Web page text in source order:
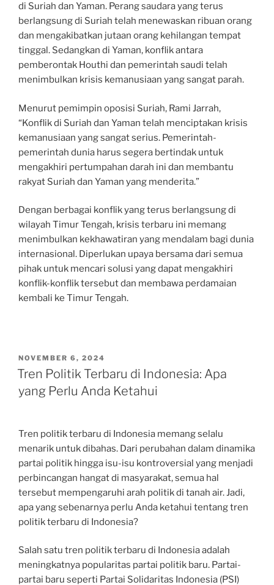
di Suriah dan Yaman. Perang saudara yang terus
berlangsung di Suriah telah menewaskan ribuan orang
dan mengakibatkan jutaan orang kehilangan tempat
tinggal. Sedangkan di Yaman, konflik antara
pemberontak Houthi dan pemerintah saudi telah
menimbulkan krisis kemanusiaan yang sangat parah.
Menurut pemimpin oposisi Suriah, Rami Jarrah,
“Konflik di Suriah dan Yaman telah menciptakan krisis
kemanusiaan yang sangat serius. Pemerintah-
pemerintah dunia harus segera bertindak untuk
mengakhiri pertumpahan darah ini dan membantu
rakyat Suriah dan Yaman yang menderita.”
Dengan berbagai konflik yang terus berlangsung di
wilayah Timur Tengah, krisis terbaru ini memang
menimbulkan kekhawatiran yang mendalam bagi dunia
internasional. Diperlukan upaya bersama dari semua
pihak untuk mencari solusi yang dapat mengakhiri
konflik-konflik tersebut dan membawa perdamaian
kembali ke Timur Tengah.
POSTED
ON
NOVEMBER 6, 2024
Tren Politik Terbaru di Indonesia: Apa
yang Perlu Anda Ketahui
Tren politik terbaru di Indonesia memang selalu
menarik untuk dibahas. Dari perubahan dalam dinamika
partai politik hingga isu-isu kontroversial yang menjadi
perbincangan hangat di masyarakat, semua hal
tersebut mempengaruhi arah politik di tanah air. Jadi,
apa yang sebenarnya perlu Anda ketahui tentang tren
politik terbaru di Indonesia?
Salah satu tren politik terbaru di Indonesia adalah
meningkatnya popularitas partai politik baru. Partai-
partai baru seperti Partai Solidaritas Indonesia (PSI)